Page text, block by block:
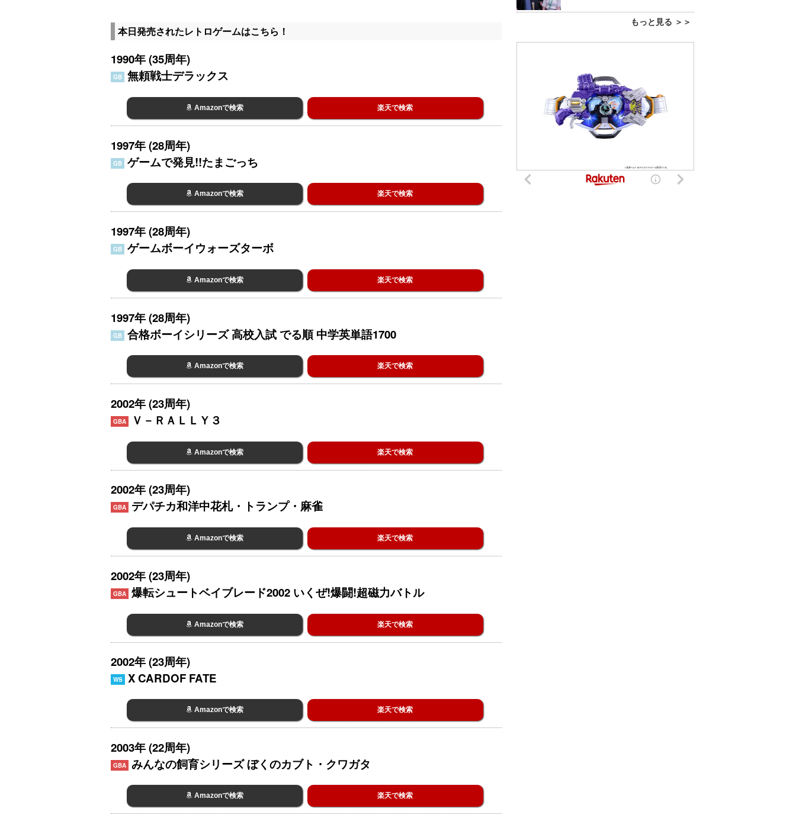
本日発売されたレトロゲームはこちら！
1990年 (35周年)
GB 無頼戦士デラックス
Amazonで検索 楽天で検索
1997年 (28周年)
GB ゲームで発見!!たまごっち
Amazonで検索 楽天で検索
1997年 (28周年)
GB ゲームボーイウォーズターボ
Amazonで検索 楽天で検索
1997年 (28周年)
GB 合格ボーイシリーズ 高校入試 でる順 中学英単語1700
Amazonで検索 楽天で検索
2002年 (23周年)
GBA Ｖ－ＲＡＬＬＹ３
Amazonで検索 楽天で検索
2002年 (23周年)
GBA デパチカ和洋中花札・トランプ・麻雀
Amazonで検索 楽天で検索
2002年 (23周年)
GBA 爆転シュートベイブレード2002 いくぜ!爆闘!超磁力バトル
Amazonで検索 楽天で検索
2002年 (23周年)
WS X CARDOF FATE
Amazonで検索 楽天で検索
2003年 (22周年)
GBA みんなの飼育シリーズ ぼくのカブト・クワガタ
Amazonで検索 楽天で検索
もっと見る ＞＞